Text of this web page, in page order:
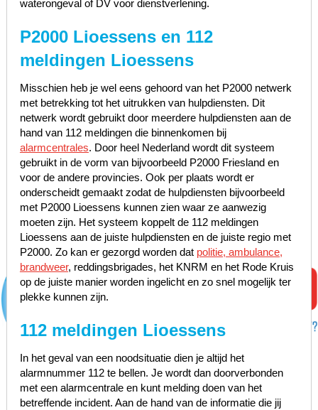
waterongeval of DV voor dienstverlening.
P2000 Lioessens en 112
meldingen Lioessens
Misschien heb je wel eens gehoord van het P2000 netwerk
met betrekking tot het uitrukken van hulpdiensten. Dit
netwerk wordt gebruikt door meerdere hulpdiensten aan de
hand van 112 meldingen die binnenkomen bij
alarmcentrales. Door heel Nederland wordt dit systeem
gebruikt in de vorm van bijvoorbeeld P2000 Friesland en
voor de andere provincies. Ook per plaats wordt er
onderscheidt gemaakt zodat de hulpdiensten bijvoorbeeld
met P2000 Lioessens kunnen zien waar ze aanwezig
moeten zijn. Het systeem koppelt de 112 meldingen
Lioessens aan de juiste hulpdiensten en de juiste regio met
P2000. Zo kan er gezorgd worden dat politie, ambulance,
brandweer, reddingsbrigades, het KNRM en het Rode Kruis
op de juiste manier worden ingelicht en zo snel mogelijk ter
plekke kunnen zijn.
112 meldingen Lioessens
In het geval van een noodsituatie dien je altijd het
alarmnummer 112 te bellen. Je wordt dan doorverbonden
met een alarmcentrale en kunt melding doen van het
betreffende incident. Aan de hand van de informatie die jij